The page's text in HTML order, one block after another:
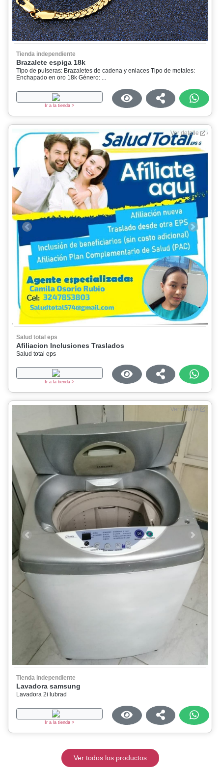
Tienda independiente
Brazalete espiga 18k
Tipo de pulseras: Brazaletes de cadena y enlaces Tipo de metales:
Enchapado en oro 18k Género: ...
Ir a la tienda >
Ver detalle
Previous Next
Salud total eps
Afiliacion Inclusiones Traslados
Salud total eps
Ir a la tienda >
Ver detalle
Previous Next
Tienda independiente
Lavadora samsung
Lavadora 2i lubrad
Ir a la tienda >
Ver todos los productos